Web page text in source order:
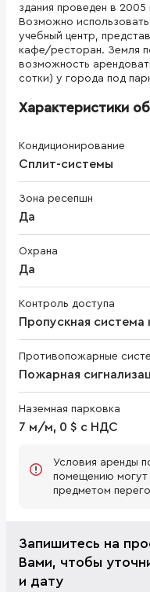
здания проведен в 2005
Возможно
учебный центр,
кафе/ресторан. Земля
возможность
сотки) у города под
Характеристики
Кондиционирование
Сплит-системы
Зона ресепшн
Да
Охрана
Да
Контроль доступа
Пропускная система
Противопожарные
Пожарная
Наземная парковка
7 м/м, 0 $ с НДС
Условия аренды
помещению могут
предметом
Запишитесь на
Вами, чтобы
и дату